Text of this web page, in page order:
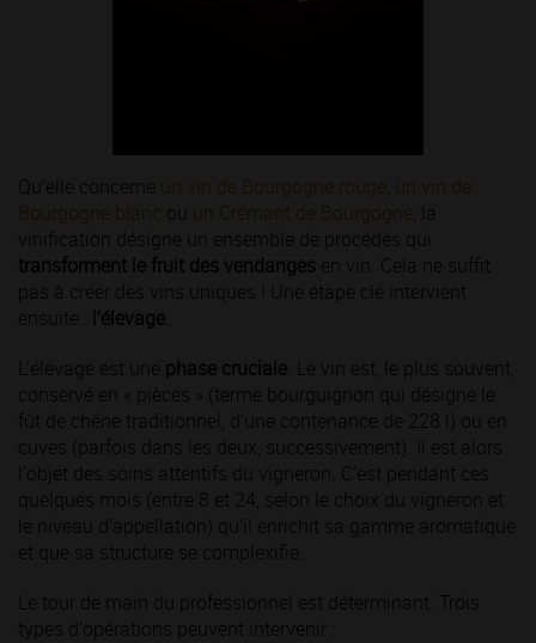
Qu’elle concerne un vin de Bourgogne rouge un vin de
Bourgogne blanc ou un Crémant de Bourgogne , la
vinification désigne un ensemble de procédés qui
transforment le fruit des vendanges en vin. Cela ne suffit
pas à créer des vins uniques ! Une étape clé intervient
ensuite : l’élevage
L’élevage est une phase cruciale . Le vin est, le plus souvent,
conservé en « pièces » (terme bourguignon qui désigne le
fût de chêne traditionnel, d’une contenance de 228 l) ou en
cuves (parfois dans les deux, successivement). Il est alors
l’objet des soins attentifs du vigneron. C’est pendant ces
quelques mois (entre 8 et 24, selon le choix du vigneron et
le niveau d’appellation) qu’il enrichit sa gamme aromatique
et que sa structure se complexifie.
Le tour de main du professionnel est déterminant. Trois
types d’opérations peuvent intervenir :